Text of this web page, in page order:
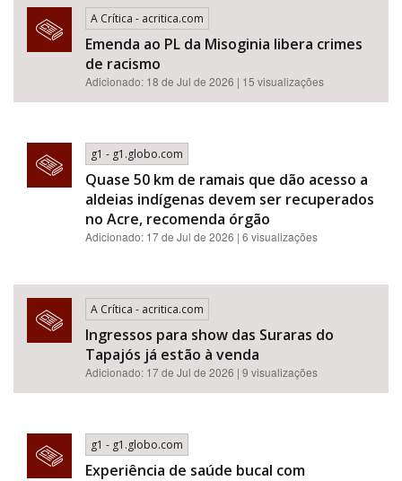
A Crítica - acritica.com
Emenda ao PL da Misoginia libera crimes
de racismo​​​​​​​​​​​​​​​​​​​​​​​​​​​​​​​​​​​​​​​​​​
Adicionado: 18 de Jul de 2026 | 15 visualizações
g1 - g1.globo.com
Quase 50 km de ramais que dão acesso a
aldeias indígenas devem ser recuperados
no Acre, recomenda órgão
Adicionado: 17 de Jul de 2026 | 6 visualizações
A Crítica - acritica.com
Ingressos para show das Suraras do
Tapajós já estão à venda
Adicionado: 17 de Jul de 2026 | 9 visualizações
g1 - g1.globo.com
Experiência de saúde bucal com